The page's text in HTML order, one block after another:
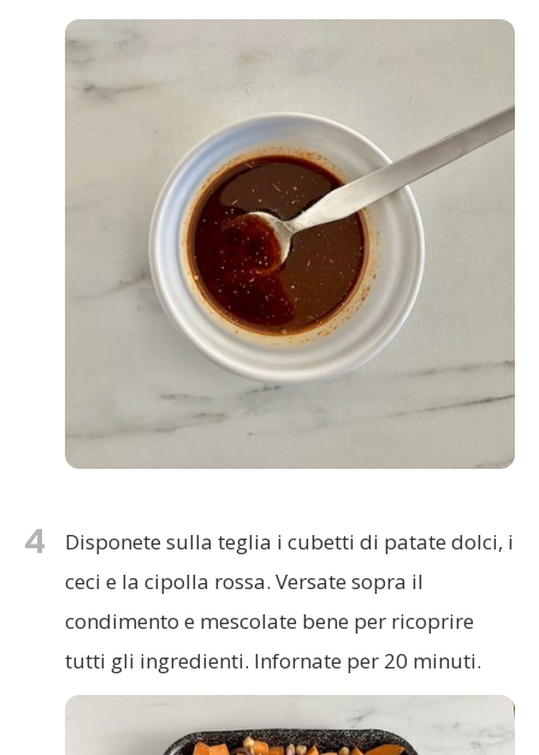
4
Disponete sulla teglia i cubetti di patate dolci, i
ceci e la cipolla rossa. Versate sopra il
condimento e mescolate bene per ricoprire
tutti gli ingredienti. Infornate per 20 minuti.